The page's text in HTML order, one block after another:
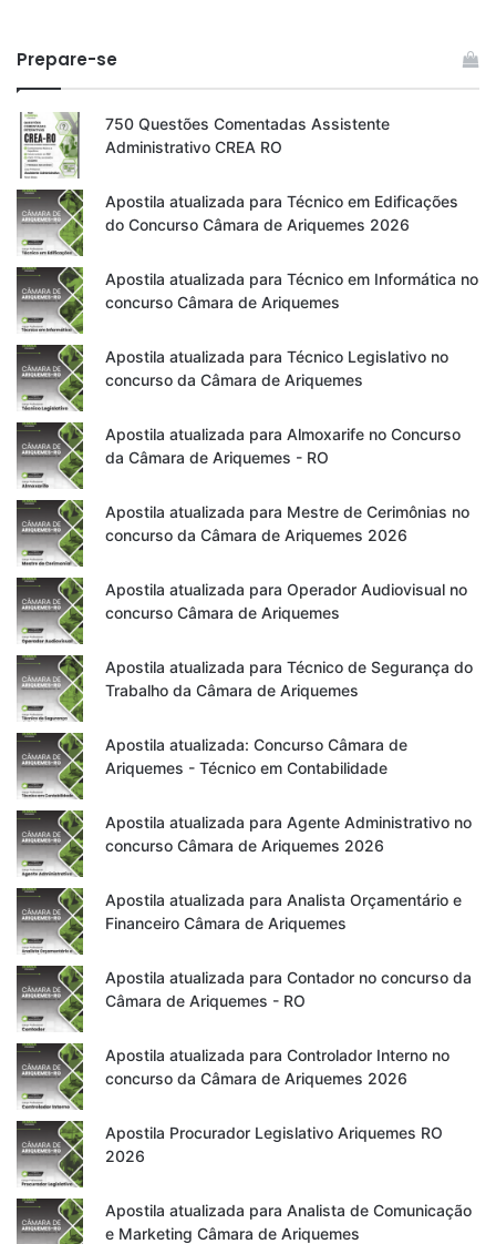
Prepare-se
750 Questões Comentadas Assistente
Administrativo CREA RO
Apostila atualizada para Técnico em Edificações
do Concurso Câmara de Ariquemes 2026
Apostila atualizada para Técnico em Informática no
concurso Câmara de Ariquemes
Apostila atualizada para Técnico Legislativo no
concurso da Câmara de Ariquemes
Apostila atualizada para Almoxarife no Concurso
da Câmara de Ariquemes - RO
Apostila atualizada para Mestre de Cerimônias no
concurso da Câmara de Ariquemes 2026
Apostila atualizada para Operador Audiovisual no
concurso Câmara de Ariquemes
Apostila atualizada para Técnico de Segurança do
Trabalho da Câmara de Ariquemes
Apostila atualizada: Concurso Câmara de
Ariquemes - Técnico em Contabilidade
Apostila atualizada para Agente Administrativo no
concurso Câmara de Ariquemes 2026
Apostila atualizada para Analista Orçamentário e
Financeiro Câmara de Ariquemes
Apostila atualizada para Contador no concurso da
Câmara de Ariquemes - RO
Apostila atualizada para Controlador Interno no
concurso da Câmara de Ariquemes 2026
Apostila Procurador Legislativo Ariquemes RO
2026
Apostila atualizada para Analista de Comunicação
e Marketing Câmara de Ariquemes